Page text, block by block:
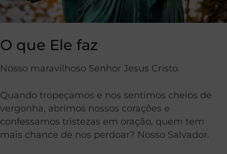
O que Ele faz
Nosso maravilhoso Senhor Jesus Cristo.
Quando tropeçamos e nos sentimos cheios de
vergonha, abrimos nossos corações e
confessamos tristezas em oração, quem tem
mais chance de nos perdoar? Nosso Salvador.